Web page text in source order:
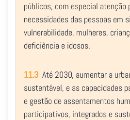
públicos, com especial atenção
necessidades das pessoas em
vulnerabilidade, mulheres,
deficiência e idosos.
11.3 Até 2030, aumentar a
sustentável, e as capacidades
e gestão de assentamentos
participativos, integrados e